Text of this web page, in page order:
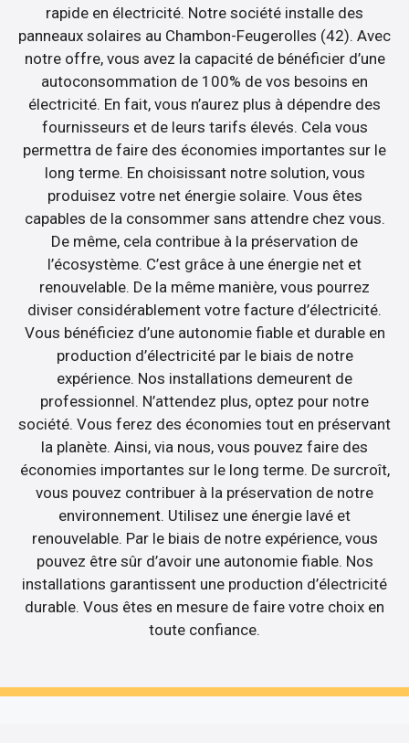
rapide en électricité. Notre société installe des
panneaux solaires au Chambon-Feugerolles (42). Avec
notre offre, vous avez la capacité de bénéficier d’une
autoconsommation de 100% de vos besoins en
électricité. En fait, vous n’aurez plus à dépendre des
fournisseurs et de leurs tarifs élevés. Cela vous
permettra de faire des économies importantes sur le
long terme. En choisissant notre solution, vous
produisez votre net énergie solaire. Vous êtes
capables de la consommer sans attendre chez vous.
De même, cela contribue à la préservation de
l’écosystème. C’est grâce à une énergie net et
renouvelable. De la même manière, vous pourrez
diviser considérablement votre facture d’électricité.
Vous bénéficiez d’une autonomie fiable et durable en
production d’électricité par le biais de notre
expérience. Nos installations demeurent de
professionnel. N’attendez plus, optez pour notre
société. Vous ferez des économies tout en préservant
la planète. Ainsi, via nous, vous pouvez faire des
économies importantes sur le long terme. De surcroît,
vous pouvez contribuer à la préservation de notre
environnement. Utilisez une énergie lavé et
renouvelable. Par le biais de notre expérience, vous
pouvez être sûr d’avoir une autonomie fiable. Nos
installations garantissent une production d’électricité
durable. Vous êtes en mesure de faire votre choix en
toute confiance.